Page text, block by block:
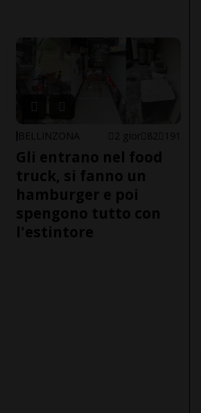
BELLINZONA 2 gior 82 191
Gli entrano nel food
truck, si fanno un
hamburger e poi
spengono tutto con
l'estintore